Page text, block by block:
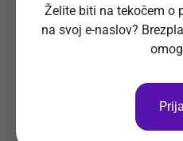
Si že vpisan v Bazo
Želite biti na tekočem o
na svoj e-naslov?